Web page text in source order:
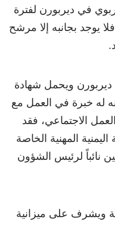
في ديربورن لفترة
يوجد بجانبه إلا مرشح
ديربورن ويحمل شهادة
له خبرة في العمل مع
الاجتماعي، فقد
المهنية الخاصة
نائباً لرئيس الشؤون
ويشرف على ميزانية